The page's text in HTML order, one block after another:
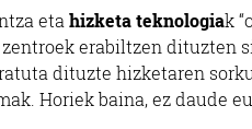
eta hizketa teknologiak
erabiltzen dituzten
dituzte hizketaren
Horiek baina, ez daude